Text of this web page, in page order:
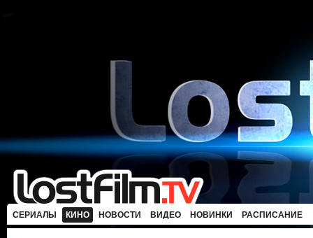
СЕРИАЛЫ КИНО НОВОСТИ ВИДЕО НОВИНКИ РАСПИСАНИЕ